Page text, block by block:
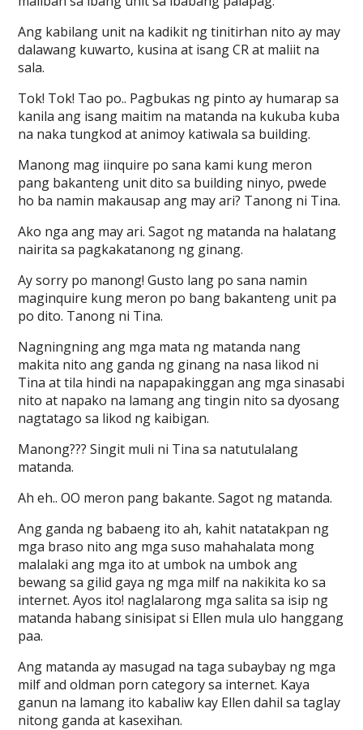
Ang kabilang unit na kadikit ng tinitirhan nito ay may
dalawang kuwarto, kusina at isang CR at maliit na
sala.
Tok! Tok! Tao po.. Pagbukas ng pinto ay humarap sa
kanila ang isang maitim na matanda na kukuba kuba
na naka tungkod at animoy katiwala sa building.
Manong mag iinquire po sana kami kung meron
pang bakanteng unit dito sa building ninyo, pwede
ho ba namin makausap ang may ari? Tanong ni Tina.
Ako nga ang may ari. Sagot ng matanda na halatang
nairita sa pagkakatanong ng ginang.
Ay sorry po manong! Gusto lang po sana namin
maginquire kung meron po bang bakanteng unit pa
po dito. Tanong ni Tina.
Nagningning ang mga mata ng matanda nang
makita nito ang ganda ng ginang na nasa likod ni
Tina at tila hindi na napapakinggan ang mga sinasabi
nito at napako na lamang ang tingin nito sa dyosang
nagtatago sa likod ng kaibigan.
Manong??? Singit muli ni Tina sa natutulalang
matanda.
Ah eh.. OO meron pang bakante. Sagot ng matanda.
Ang ganda ng babaeng ito ah, kahit natatakpan ng
mga braso nito ang mga suso mahahalata mong
malalaki ang mga ito at umbok na umbok ang
bewang sa gilid gaya ng mga milf na nakikita ko sa
internet. Ayos ito! naglalarong mga salita sa isip ng
matanda habang sinisipat si Ellen mula ulo hanggang
paa.
Ang matanda ay masugad na taga subaybay ng mga
milf and oldman porn category sa internet. Kaya
ganun na lamang ito kabaliw kay Ellen dahil sa taglay
nitong ganda at kasexihan.